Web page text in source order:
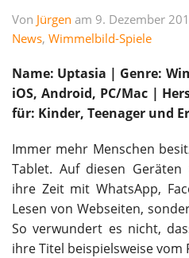
Von Jürgen am 9. Dezember
News, Wimmelbild-Spiele
Name: Uptasia | Genre:
iOS, Android, PC/Mac |
für: Kinder, Teenager und
Immer mehr Menschen
Tablet. Auf diesen
ihre Zeit mit WhatsApp,
Lesen von Webseiten,
So verwundert es nicht,
ihre Titel beispielsweise